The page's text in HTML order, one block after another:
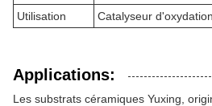
Utilisation Catalyseur
Applications:
Les substrats céramiques Yuxing,